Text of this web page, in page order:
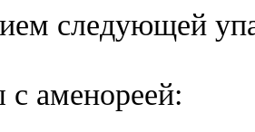
следующей
аменореей: